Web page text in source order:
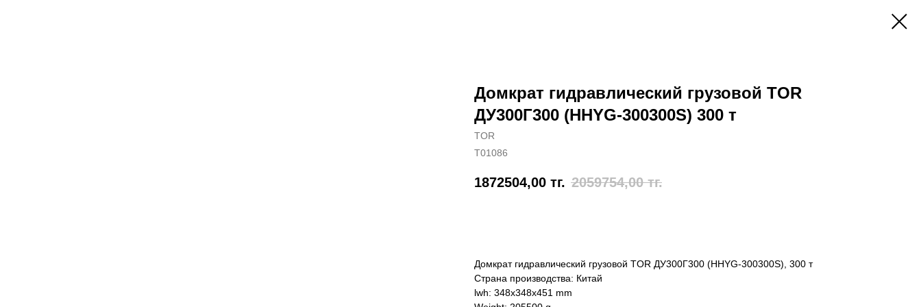
Домкрат гидравлический грузовой TOR
ДУ300Г300 (HHYG-300300S) 300 т
TOR
T01086
1872504,00 тг. 2059754,00 тг.
Домкрат гидравлический грузовой TOR ДУ300Г300 (HHYG-300300S), 300 т
Страна производства: Китай
lwh: 348x348x451 mm